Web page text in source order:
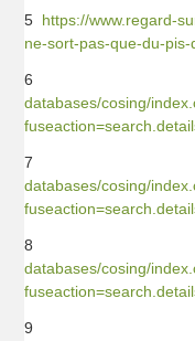
5 https://www.regard-
ne-sort-pas-que-du-
databases/cosing/
databases/cosing/
databases/cosing/
9 https://